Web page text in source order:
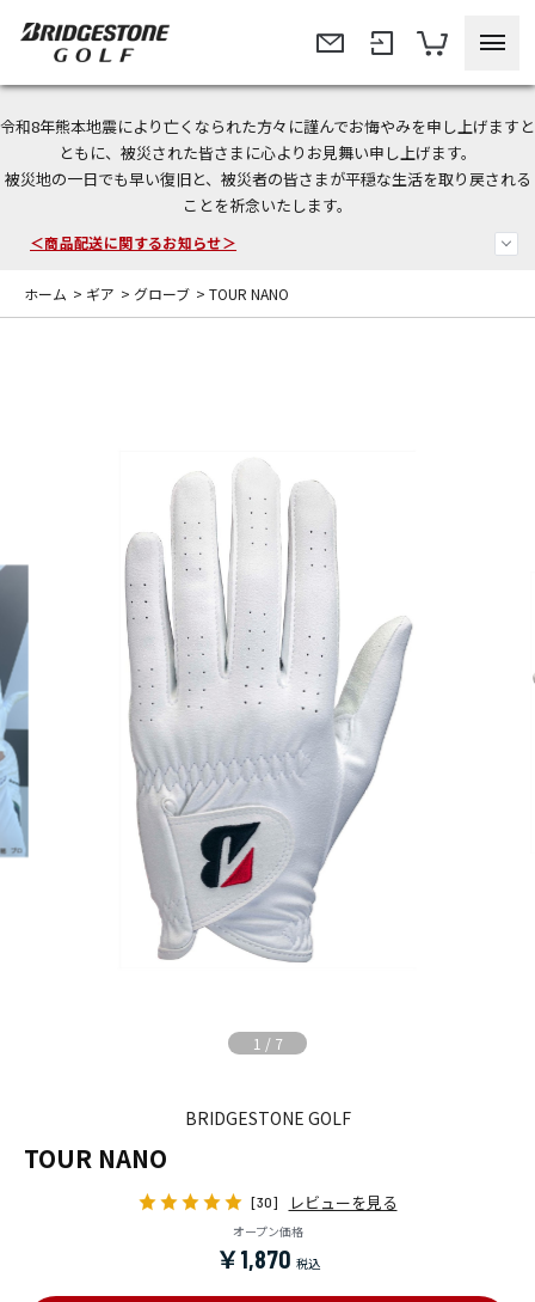
令和8年熊本地震により亡くなられた方々に謹んでお悔やみを申し上げますと
ともに、被災された皆さまに心よりお見舞い申し上げます。
被災地の一日でも早い復旧と、被災者の皆さまが平穏な生活を取り戻される
ことを祈念いたします。
＜夏季休暇中のご注文・発送・お問い合わせ＞
今なら新規会員登録で1,000円OFFクーポンプレゼント！
＜商品配送に関するお知らせ＞
ホーム > ギア > グローブ > TOUR NANO
1 / 7
BRIDGESTONE GOLF
TOUR NANO
[30] レビューを見る
オープン価格
￥1,870